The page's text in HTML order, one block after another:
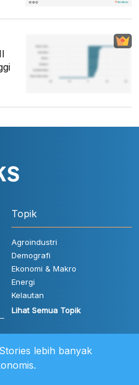
Topik
Agroindustri
Demografi
Ekonomi & Makro
Energi
Kelautan
Lihat Semua Topik
lebih banyak